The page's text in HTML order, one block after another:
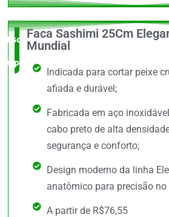
Escolha do
especialista
Faca Sashimi 25Cm
Mundial
Indicada para cortar peixe
afiada e durável;
Fabricada em aço
cabo preto de alta
segurança e conforto;
Design moderno da linha
anatômico para precisão no
A partir de R$76,55